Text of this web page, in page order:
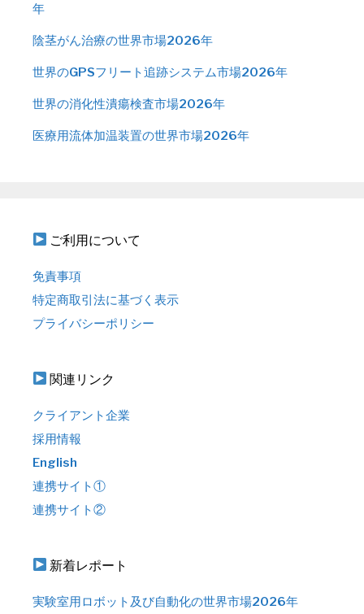
年
陰茎がん治療の世界市場2026年
世界のGPSフリート追跡システム市場2026年
世界の消化性潰瘍検査市場2026年
医療用流体加温装置の世界市場2026年
ご利用について
免責事項
特定商取引法に基づく表示
プライバシーポリシー
関連リンク
クライアント企業
採用情報
English
連携サイト①
連携サイト②
新着レポート
実験室用ロボット及び自動化の世界市場2026年